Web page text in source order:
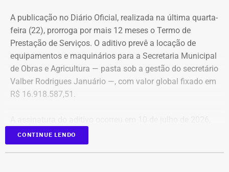
Suprimentos (DSU) e Segurança e Governança (DSG). O
contrato foi firmado com a empresa Rei dos Blindados
Locação de Veículos Ltda. e prevê a locação de quatro
SUVs zero quilômetro, com blindagem nível III-A, sem
motorista e sem fornecimento de combustível.
Cada automóvel custará R$ 8.977,78 por mês,
A publicação no Diário Oficial, realizada na última quarta-
feira (22), prorroga por mais 12 meses o Termo de
Prestação de Serviços. O aditivo prevê a locação de
equipamentos e maquinários para a Secretaria Municipal
de Obras e Agricultura — pasta sob a gestão do secretário
Valber Rodrigues Januário —, com valor global fixado em
R$ 16.918.587,51.
garantindo a continuidade da prestação de serviços com
a emissão de uma nota de empenho parcial inicial no
CONTINUE LENDO